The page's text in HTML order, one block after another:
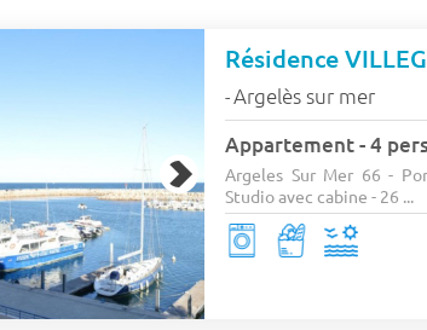
Résidence
-Argelès sur mer
Appartement - 4
Argeles Sur Mer 66 -
Studio avec cabine - 26 ...